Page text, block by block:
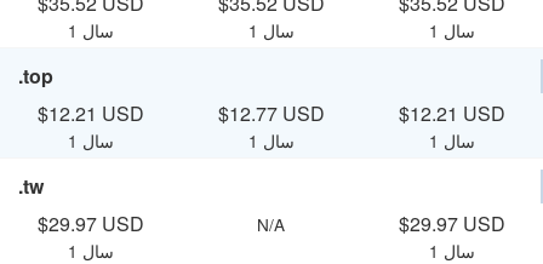
1 سال 1 سال 1 سال
.top
$12.21 USD
1 سال
$12.77 USD
1 سال
$12.21 USD
1 سال
.tw
$29.97 USD
1 سال
N/A $29.97 USD
1 سال